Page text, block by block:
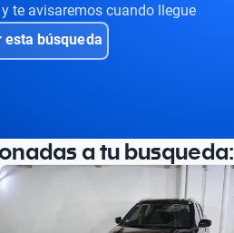
te avisaremos cuando llegue
esta búsqueda
a tu busqueda: